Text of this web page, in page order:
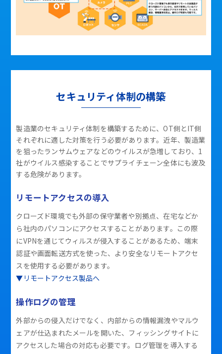
セキュリティ体制の構築
製造業のセキュリティ体制を構築するために、OT側とIT側
それぞれに適した対策を行う必要があります。近年、製造業
を狙ったランサムウェアなどのウイルスが急増しており、1
社がウイルス感染することでサプライチェーン全体にも波及
する危険があります。
リモートアクセスの導入
クローズド環境でも外部の保守業者や別拠点、在宅などか
ら社内のパソコンにアクセスすることがあります。この際
にVPNを通じてウィルスが侵入することがあるため、端末
認証や画面転送方式を使った、より安全なリモートアクセ
スを使用する必要があります。
▼リモートアクセス製品へ
操作ログの管理
外部からの侵入だけでなく、内部からの情報漏洩やマルウ
ェアが仕込まれたメールを開いた、フィッシングサイトに
アクセスした場合の対応も必要です。ログ管理を導入する